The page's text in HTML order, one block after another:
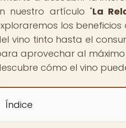
nuestro artículo "La
los
vino tinto hasta el
aprovechar al máximo
cómo el vino
Índice